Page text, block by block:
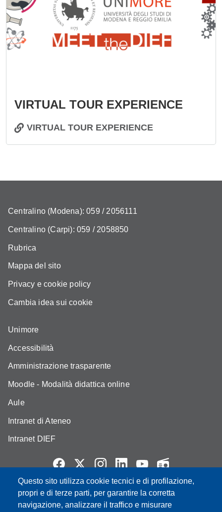
VIRTUAL TOUR EXPERIENCE
VIRTUAL TOUR EXPERIENCE
Questo sito utilizza cookie tecnici e di profilazione,
propri e di terze parti, per garantire la corretta
navigazione, analizzare il traffico e misurare
Centralino (Modena): 059 / 2056111
Centralino (Carpi): 059 / 2058850
Rubrica
Mappa del sito
Privacy e cookie policy
Cambia idea sui cookie
Unimore
Accessibilità
Amministrazione trasparente
Moodle - Modalità didattica online
Aule
Intranet di Ateneo
Intranet DIEF
Partita IVA: 00427620364
e-mail: urp@unimore.it